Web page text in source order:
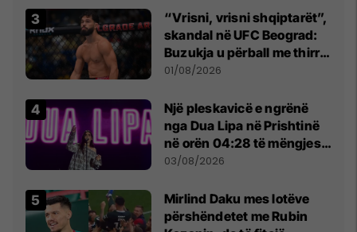
“Vrisni, vrisni shqiptarët”,
skandal në UFC Beograd:
Buzukja u përball me thirrje
anti-shqiptare nga
01/08/2026
Një pleskavicë e ngrënë
nga Dua Lipa në Prishtinë
në orën 04:28 të mëngjesit
- dhe bota digjitale serbe
03/08/2026
Mirlind Daku mes lotëve
përshëndetet me Rubin